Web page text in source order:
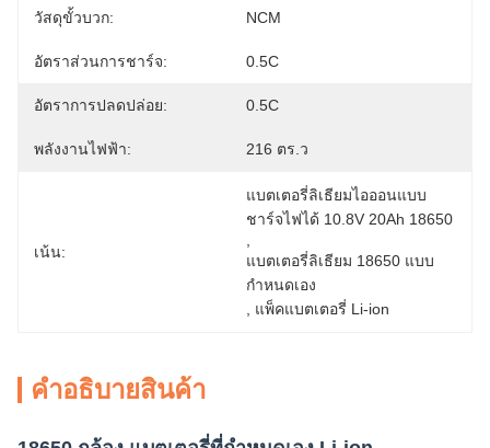
วัสดุขั้วบวก: NCM
อัตราส่วนการชาร์จ: 0.5C
อัตราการปลดปล่อย: 0.5C
พลังงานไฟฟ้า: 216 ตร.ว
เน้น:
แบตเตอรี่ลิเธียมไอออนแบบ
ชาร์จไฟได้ 10.8V 20Ah 18650
แบตเตอรี่ลิเธียม 18650 แบบ
กำหนดเอง
แพ็คแบตเตอรี่ Li-ion
คําอธิบายสินค้า